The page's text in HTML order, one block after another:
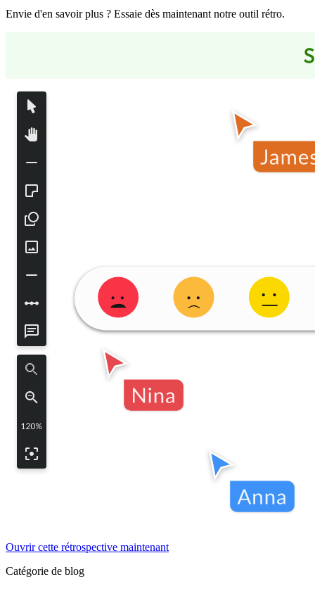
Envie d'en savoir plus ? Essaie dès maintenant notre outil rétro.
Ouvrir cette rétrospective maintenant
Catégorie de blog